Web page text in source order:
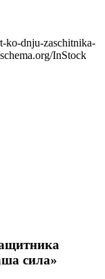
ko-dnju-zaschitnika-
InStock
сила»